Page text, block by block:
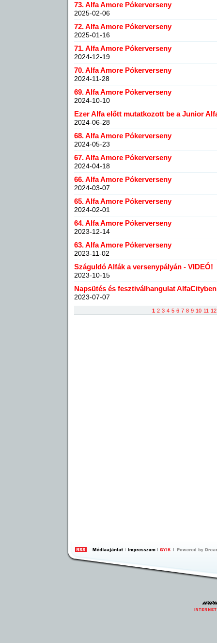
73. Alfa Amore Pókerverseny
2025-02-06
72. Alfa Amore Pókerverseny
2025-01-16
71. Alfa Amore Pókerverseny
2024-12-19
70. Alfa Amore Pókerverseny
2024-11-28
69. Alfa Amore Pókerverseny
2024-10-10
Ezer Alfa előtt mutatkozott be a Junior
2024-06-28
68. Alfa Amore Pókerverseny
2024-05-23
67. Alfa Amore Pókerverseny
2024-04-18
66. Alfa Amore Pókerverseny
2024-03-07
65. Alfa Amore Pókerverseny
2024-02-01
64. Alfa Amore Pókerverseny
2023-12-14
63. Alfa Amore Pókerverseny
2023-11-02
Száguldó Alfák a versenypályán - VIDEÓ!
2023-10-15
Napsütés és fesztiválhangulat AlfaCityben
2023-07-07
1 2 3 4 5 6 7 8 9 10 11 12